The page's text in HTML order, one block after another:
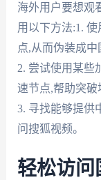
海外用户要想观
用以下方法:1.
点,从而伪装成中
2. 尝试使用某些
速节点,帮助突破
3. 寻找能够提供
问搜狐视频。
轻松访问